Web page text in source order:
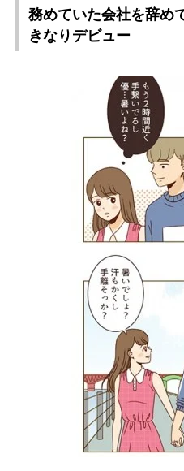
務めていた会社を辞め
きなりデビュー